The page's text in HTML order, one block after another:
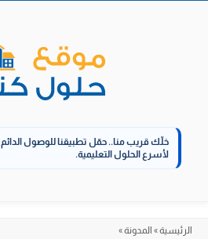
خلّك قريب منا.. حمّل تطبيقنا للوصول الدائم
لأسرع الحلول التعليمية.
الرئيسية» المدونة»